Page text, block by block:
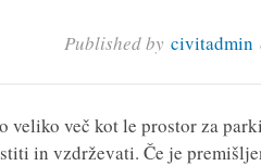
Published by civitadmin
veliko več kot le prostor za
in vzdrževati. Če je